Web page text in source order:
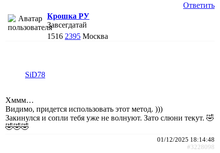
Ответить
Крошка РУ
Завсегдатай
1516 2395 Москва
SiD78
Хммм…
Видимо, придется использовать этот метод. )))
Закинулся и сопли тебя уже не волнуют. Зато слюни текут. 🤣
🤣🤣🤣
01/12/2025 18:14:48
#3228098